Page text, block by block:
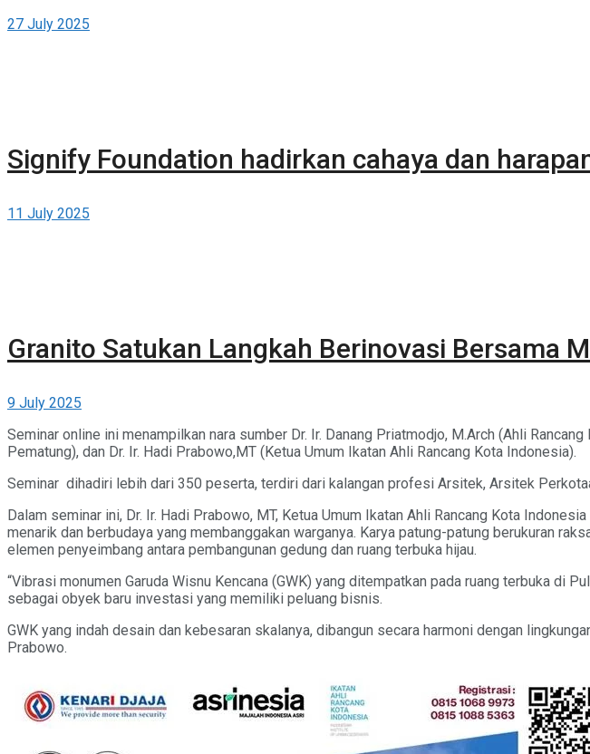
27 July 2025
Signify Foundation hadirkan cahaya dan
11 July 2025
Granito Satukan Langkah Berinovasi Bersama
9 July 2025
Seminar online ini menampilkan nara sumber Dr. Ir. Danang Priatmodjo, M.Arch (Ahli
Pematung), dan Dr. Ir. Hadi Prabowo,MT (Ketua Umum Ikatan Ahli Rancang Kota Indonesia).
Seminar dihadiri lebih dari 350 peserta, terdiri dari kalangan profesi Arsitek, Arsitek
Dalam seminar ini, Dr. Ir. Hadi Prabowo, MT, Ketua Umum Ikatan Ahli Rancang Kota
menarik dan berbudaya yang membanggakan warganya. Karya patung-patung berukuran
elemen penyeimbang antara pembangunan gedung dan ruang terbuka hijau.
“Vibrasi monumen Garuda Wisnu Kencana (GWK) yang ditempatkan pada ruang terbuka di
sebagai obyek baru investasi yang memiliki peluang bisnis.
GWK yang indah desain dan kebesaran skalanya, dibangun secara harmoni dengan
Prabowo.